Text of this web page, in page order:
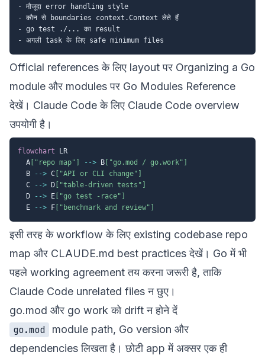
- मौजूदा error handling style
- कौन से boundaries context.Context लेते हैं
- go test ./... का result
Official references के लिए layout पर Organizing a Go
module और modules पर Go Modules Reference
देखें। Claude Code के लिए Claude Code overview
उपयोगी है।
flowchart LR
  A
["repo map"] --> B ["go.mod / go.work"]
  B
--> C ["API or CLI change"]
  C
--> D ["table-driven tests"]
  D
--> E ["go test -race"]
  E
--> F ["benchmark and review"]
इसी तरह के workflow के लिए existing codebase repo
map और CLAUDE.md best practicesदेखें। Go में भी
पहले working agreement तय करना जरूरी है, ताकि
Claude Code unrelated files न छुए।
go.mod और go work को drift न होने दें
go.mod
module path, Go version और
dependencies लिखता है। छोटी app में अक्सर एक ही